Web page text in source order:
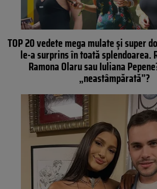
TOP 20 vedete mega mulate şi super
le-a surprins în toată splendoarea.
Ramona Olaru sau Iuliana
„neastâmpărată”?